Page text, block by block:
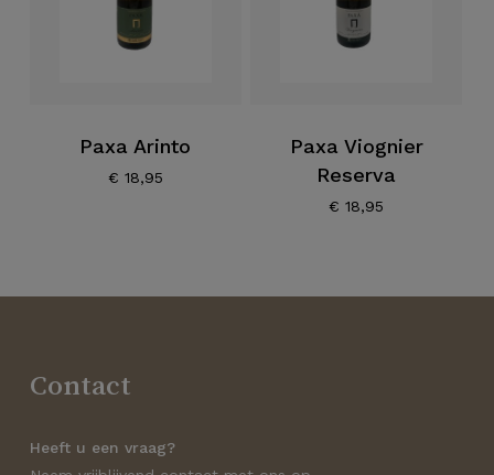
Paxa Arinto
€ 18,95
Paxa Viognier
Reserva
€ 18,95
Contact
Heeft u een vraag?